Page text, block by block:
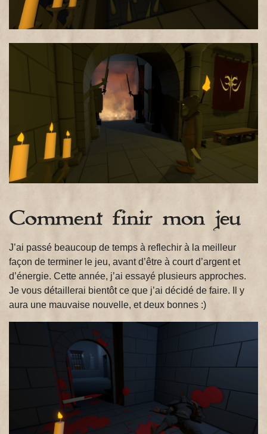
Comment finir mon jeu
J’ai passé beaucoup de temps à reflechir à la meilleur
façon de terminer le jeu, avant d’être à court d’argent et
d’énergie. Cette année, j’ai essayé plusieurs approches.
Je vous détaillerai bientôt ce que j’ai décidé de faire. Il y
aura une mauvaise nouvelle, et deux bonnes :)